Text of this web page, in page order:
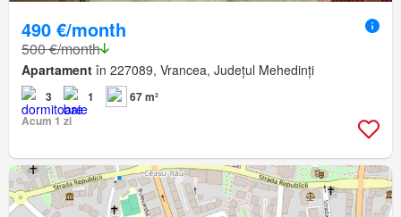
490 €/month
500 €/month
Apartament în 227089, Vrancea, Județul Mehedinți
3 1
67 m²
Acum 1 zi